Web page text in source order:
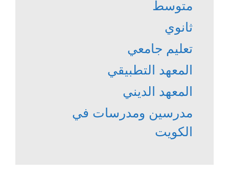
متوسط
ثانوي
تعليم جامعي
المعهد التطبيقي
المعهد الديني
مدرسين ومدرسات في
الكويت